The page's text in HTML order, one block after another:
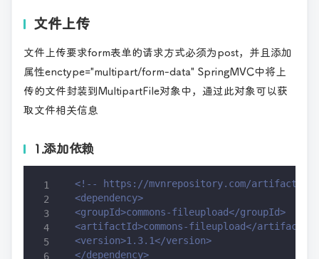
文件上传
文件上传要求form表单的请求方式必须为post，并且添加
属性enctype="multipart/form-data" SpringMVC中将上
传的文件封装到MultipartFile对象中，通过此对象可以获
取文件相关信息
1.添加依赖
<!-- https://mvnrepository.com/artifact/
<dependency>
<groupId>commons-fileupload</groupId>
<artifactId>commons-fileupload</artifactId>
<version>1.3.1</version>
</dependency>